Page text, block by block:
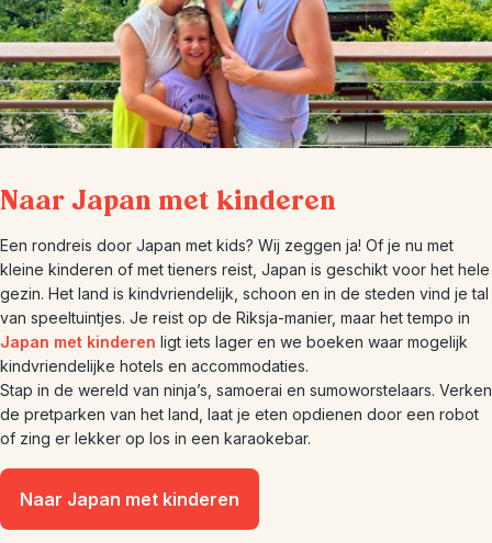
Naar Japan met kinderen
Een rondreis door Japan met kids? Wij zeggen ja! Of je nu met
kleine kinderen of met tieners reist, Japan is geschikt voor het hele
gezin. Het land is kindvriendelijk, schoon en in de steden vind je tal
van speeltuintjes. Je reist op de Riksja-manier, maar het tempo in
Japan met kinderen ligt iets lager en we boeken waar mogelijk
kindvriendelijke hotels en accommodaties.
Stap in de wereld van ninja’s, samoerai en sumoworstelaars. Verken
de pretparken van het land, laat je eten opdienen door een robot
of zing er lekker op los in een karaokebar.
Naar Japan met kinderen